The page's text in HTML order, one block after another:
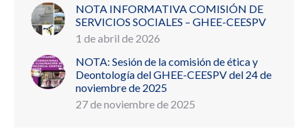
NOTA INFORMATIVA COMISIÓN DE
SERVICIOS SOCIALES – GHEE-CEESPV
1 de abril de 2026
NOTA: Sesión de la comisión de ética y
Deontología del GHEE-CEESPV del 24 de
noviembre de 2025
27 de noviembre de 2025